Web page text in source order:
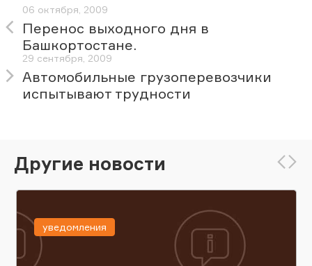
06 октября, 2009
Перенос выходного дня в
Башкортостане.
29 сентября, 2009
Автомобильные грузоперевозчики
испытывают трудности
Другие новости
уведомления